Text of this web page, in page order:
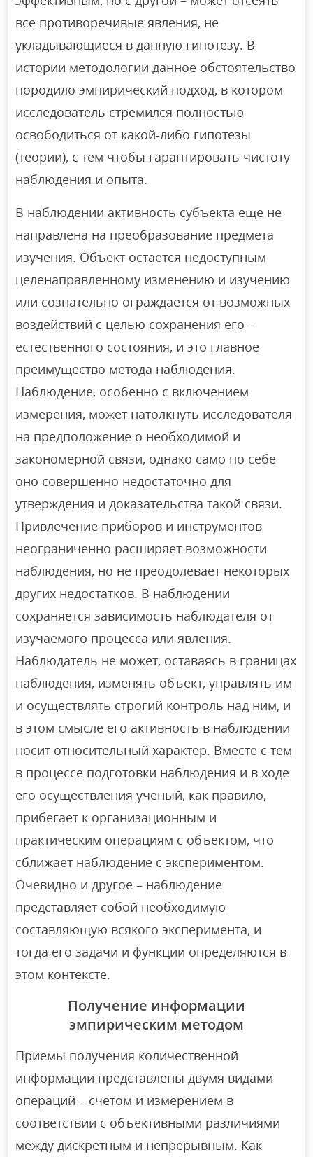
все противоречивые явления, не
укладывающиеся в данную гипотезу. В
истории методологии данное обстоятельство
породило эмпирический подход, в котором
исследователь стремился полностью
освободиться от какой-либо гипотезы
(теории), с тем чтобы гарантировать чистоту
наблюдения и опыта.
В наблюдении активность субъекта еще не
направлена на преобразование предмета
изучения. Объект остается недоступным
целенаправленному изменению и изучению
или сознательно ограждается от возможных
воздействий с целью сохранения его –
естественного состояния, и это главное
преимущество метода наблюдения.
Наблюдение, особенно с включением
измерения, может натолкнуть исследователя
на предположение о необходимой и
закономерной связи, однако само по себе
оно совершенно недостаточно для
утверждения и доказательства такой связи.
Привлечение приборов и инструментов
неограниченно расширяет возможности
наблюдения, но не преодолевает некоторых
других недостатков. В наблюдении
сохраняется зависимость наблюдателя от
изучаемого процесса или явления.
Наблюдатель не может, оставаясь в границах
наблюдения, изменять объект, управлять им
и осуществлять строгий контроль над ним, и
в этом смысле его активность в наблюдении
носит относительный характер. Вместе с тем
в процессе подготовки наблюдения и в ходе
его осуществления ученый, как правило,
прибегает к организационным и
практическим операциям с объектом, что
сближает наблюдение с экспериментом.
Очевидно и другое – наблюдение
представляет собой необходимую
составляющую всякого эксперимента, и
тогда его задачи и функции определяются в
этом контексте.
Получение информации
эмпирическим методом
Приемы получения количественной
информации представлены двумя видами
операций – счетом и измерением в
соответствии с объективными различиями
между дискретным и непрерывным. Как